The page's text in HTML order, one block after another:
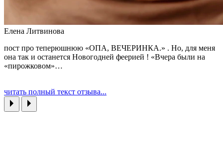
Елена Литвинова
пост про теперюшнюю «ОПА, ВЕЧЕРИНКА.» . Но, для меня
она так и останется Новогодней феерией ! «Вчера были на
«пирожковом»…
читать полный текст отзыва...